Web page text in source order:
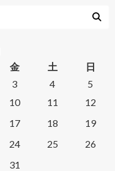
金 土
日
3 4
5
10 11
12
17 18
19
24 25
26
31